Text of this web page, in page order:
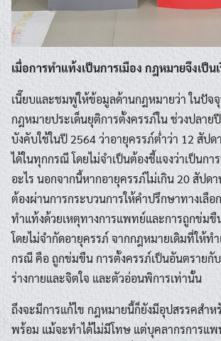
เมื่อการทำแท้งเป็นการเมือง กฎหมายจึงเป็น
เนี๊ยบและชมพู่ให้ข้อมูลด้านกฎหมายว่า ในปัจ
กฎหมายประเด็นยุติการตั้งครรภ์ใน ช่วงปลาย
บังคับใช้ในปี 2564 ว่าอายุครรภ์ต่ำว่า 12 สัป
ได้ในทุกกรณี โดยไม่จำเป็นต้องชี้แจงว่าเป็นกา
อะไร นอกจากนี้หากอายุครรภ์ไม่เกิน 20 สัปด
ต้องผ่านการกระบวนการให้คำปรึกษาทางเลือ
ทำแท้งด้วยเหตุทางการแพทย์และการถูกข่มขื
โดยไม่จำกัดอายุครรภ์ จากกฎหมายเดิมที่ให้ท
กรณี คือ ถูกข่มขืน การตั้งครรภ์เป็นอันตรายกั
ร่างกายและจิตใจ และตัวอ่อนพิการเท่านั้น
ถึงจะมีการแก้ไข กฎหมายนี้ก็ยังมีอุปสรรคสำห
พร้อม แม้จะทำได้ไม่มีโทษ แต่บุคลากรการแพ